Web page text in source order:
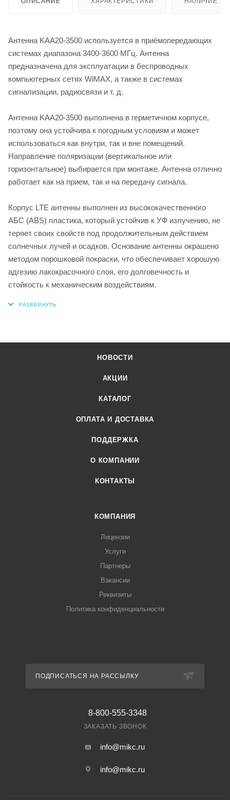
Антенна KAA20-3500 используется в приёмопередающих
системах диапазона 3400-3600 МГц. Антенна
предназначена для эксплуатации в беспроводных
компьютерных сетях WiMAX, а также в системах
сигнализации, радиосвязи и т. д.
Антенна KAA20-3500 выполнена в герметичном корпусе,
поэтому она устойчива к погодным условиям и может
использоваться как внутри, так и вне помещений.
Направление поляризации (вертикальное или
горизонтальное) выбирается при монтаже. Антенна отлично
работает как на прием, так и на передачу сигнала.
Корпус LTE антенны выполнен из высококачественного
АБС (ABS) пластика, который устойчив к УФ излучению, не
теряет своих свойств под продолжительным действием
солнечных лучей и осадков. Основание антенны окрашено
методом порошковой покраски, что обеспечивает хорошую
адгезию лакокрасочного слоя, его долговечность и
стойкость к механическим воздействиям.
НОВОСТИ
АКЦИИ
КАТАЛОГ
ОПЛАТА И ДОСТАВКА
ПОДДЕРЖКА
О КОМПАНИИ
КОНТАКТЫ
КОМПАНИЯ
Лицензии
Услуги
Партнеры
Вакансии
Реквизиты
Политика конфиденциальности
ПОДПИСАТЬСЯ НА РАССЫЛКУ
8-800-555-3348
ЗАКАЗАТЬ ЗВОНОК
info@mikc.ru
info@mikc.ru